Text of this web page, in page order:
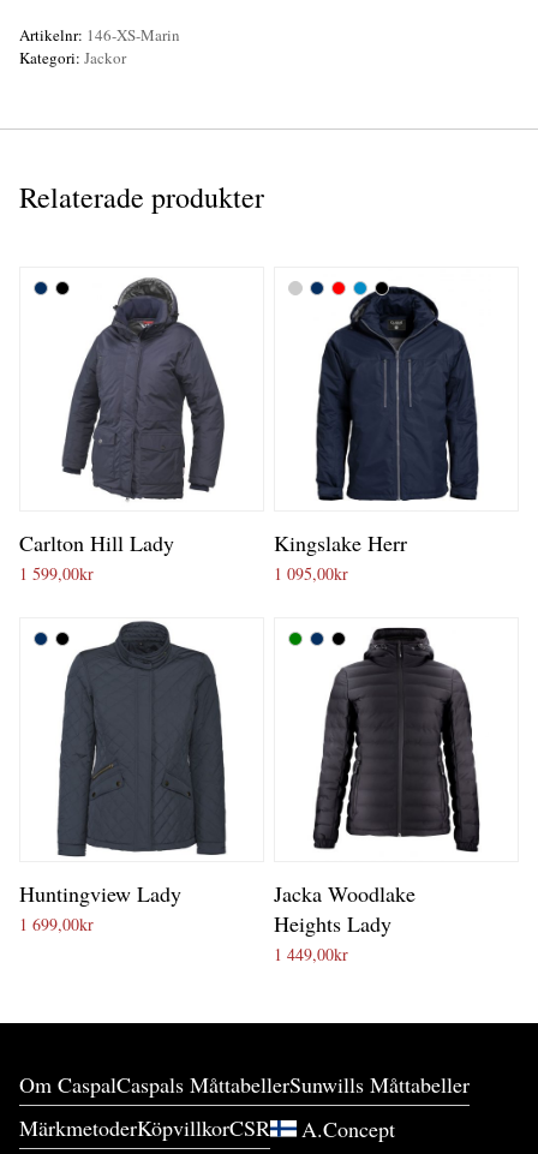
Artikelnr: 146-XS-Marin
Kategori: Jackor
Relaterade produkter
Carlton Hill Lady
1 599,00kr
Kingslake Herr
1 095,00kr
Huntingview Lady
1 699,00kr
Jacka Woodlake
Heights Lady
1 449,00kr
Om CaspalCaspals MåttabellerSunwills Måttabeller
MärkmetoderKöpvillkorCSR A.Concept